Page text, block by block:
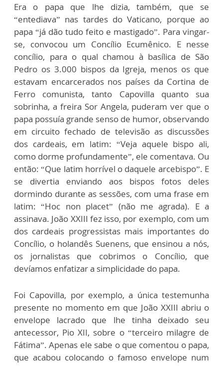
Era o papa que lhe dizia, também, que se
“entediava” nas tardes do Vaticano, porque ao
papa “já dão tudo feito e mastigado”. Para vingar-
se, convocou um Concílio Ecumênico. E nesse
concílio, para o qual chamou à basílica de São
Pedro os 3.000 bispos da Igreja, menos os que
estavam encarcerados nos países da Cortina de
Ferro comunista, tanto Capovilla quanto sua
sobrinha, a freira Sor Angela, puderam ver que o
papa possuía grande senso de humor, observando
em circuito fechado de televisão as discussões
dos cardeais, em latim: “Veja aquele bispo ali,
como dorme profundamente”, ele comentava. Ou
então: “Que latim horrível o daquele arcebispo”. E
se divertia enviando aos bispos fotos deles
dormindo durante as sessões, com uma frase em
latim: “Hoc non placet” (não me agrada). E a
assinava. João XXIII fez isso, por exemplo, com um
dos cardeais progressistas mais importantes do
Concílio, o holandês Suenens, que ensinou a nós,
os jornalistas que cobrimos o Concílio, que
devíamos enfatizar a simplicidade do papa.
Foi Capovilla, por exemplo, a única testemunha
presente no momento em que João XXIII abriu o
envelope lacrado que lhe tinha deixado seu
antecessor, Pio XII, sobre o “terceiro milagre de
Fátima”. Apenas ele sabe o que comentou o papa,
que acabou colocando o famoso envelope num